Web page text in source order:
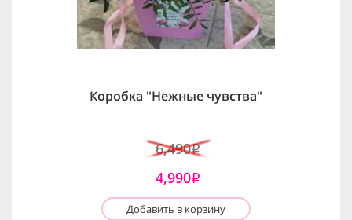
Коробка "Нежные чувства"
6,490i
4,990i
Добавить в корзину